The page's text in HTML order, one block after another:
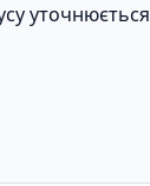
уточнюється